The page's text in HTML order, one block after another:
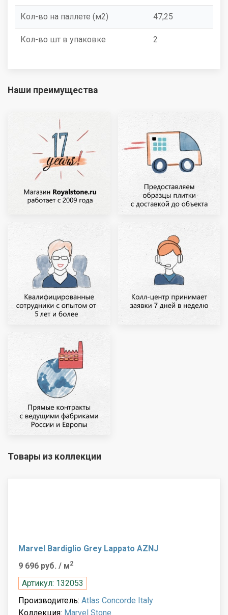
Кол-во на паллете (м2) 47,25
Кол-во шт в упаковке 2
Наши преимущества
Товары из коллекции
Marvel Bardiglio Grey Lappato AZNJ
9 696 руб. / м2
Артикул: 132053
Производитель: Atlas Concorde Italy
Коллекция: Marvel Stone